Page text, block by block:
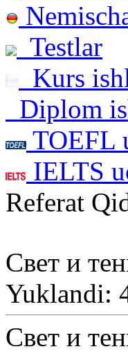
Testlar
Kurs
Diplom
TOEFL
IELTS
Referat
Свет и
Yuklandi:
Свет и